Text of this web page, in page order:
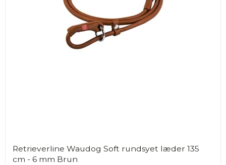
Retrieverline Waudog Soft rundsyet læder 135
cm - 6 mm Brun